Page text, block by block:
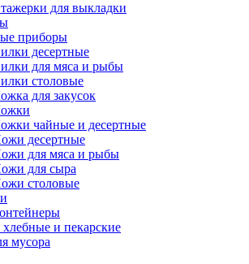
для выкладки
приборы
десертные
для мяса и рыбы
столовые
для закусок
чайные и десертные
десертные
для мяса и рыбы
для сыра
столовые
и пекарские
мусора